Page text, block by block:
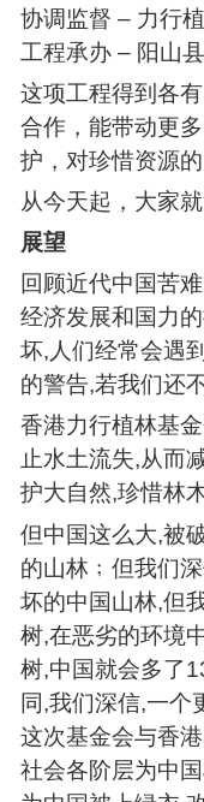
协调监督 – 力行
工程承办 – 阳山
这项工程得到各
合作，能带动更
护，对珍惜资源
从今天起，大家
展望
回顾近代中国苦
经济发展和国力
坏,人们经常会遇
的警告,若我们还
香港力行植林基
止水土流失,从而
护大自然,珍惜林
但中国这么大,被
的山林﹔但我们
坏的中国山林,但
树,在恶劣的环境
树,中国就会多了
同,我们深信,一个
这次基金会与香
社会各阶层为中